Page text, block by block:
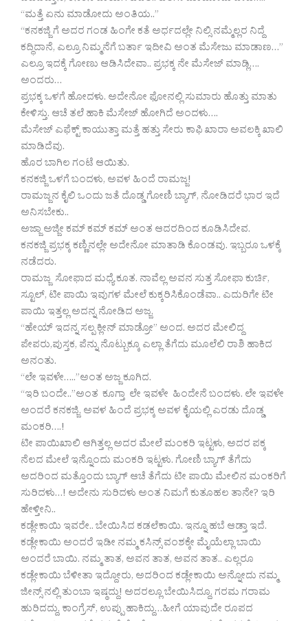
“ಮತ್ತೆ ಏನು ಮಾಡೋದು ಅಂತಿಯ..”
“ಕನಕಜ್ಜಿ ಗೆ ಅದರ ಗಂಡ ಹಿಂಗೇ ಕತೆ ಅರ್ಧದಲ್ಲೇ ನಿಲ್ಸಿ ನಮ್ಮೆಲ್ಲರ ನಿದ್ದೆ
ಕದ್ಧಿದಾನೆ, ಎಲ್ರೂ ನಿಮ್ಮನೆಗೆ ಬರ್ತಾ ಇದೀವಿ ಅಂತ ಮೆಸೇಜು ಮಾಡಾಣ…”
ಎಲ್ರೂ ಇದಕ್ಕೆ ಗೋಣು ಆಡಿಸಿದೇವಾ.. ಪ್ರಭಕ್ಕ ನೇ ಮೆಸೇಜ್ ಮಾಡ್ಲಿ….
ಅಂದರು…
ಪ್ರಭಕ್ಕ ಒಳಗೆ ಹೋದಳು. ಅದೇನೋ ಫೋನಲ್ಲಿ ಸುಮಾರು ಹೊತ್ತು ಮಾತು
ಕೇಳಿಸ್ತು. ಆಚೆ ತಲೆ ಹಾಕಿ ಮೆಸೇಜ್ ಹೋಗಿದೆ ಅಂದಳು….
ಮೆಸೇಜ್ ಎಫೆಕ್ಟ್ ಕಾಯುತ್ತಾ ಮತ್ತೆ ಹತ್ತು ಸೇರು ಕಾಫಿ ಖಾರಾ ಅವಲಕ್ಕಿ ಖಾಲಿ
ಮಾಡಿದೆವು.
ಹೊರ ಬಾಗಿಲ ಗಂಟೆ ಆಯಿತು.
ಕನಕಜ್ಜಿ ಒಳಗೆ ಬಂದಳು, ಅವಳ ಹಿಂದೆ ರಾಮಜ್ಜ!
ರಾಮಜ್ಜನ ಕೈಲಿ ಒಂದು ಜತೆ ದೊಡ್ಡ ಗೋಣಿ ಬ್ಯಾಗ್, ನೋಡಿದರೆ ಭಾರ ಇದೆ
ಅನಿಸಬೇಕು..
ಅಜ್ಜಾ ಅಜ್ಜೀ ಕಮ್ ಕಮ್ ಕಮ್ ಅಂತ ಆದರದಿಂದ ಕೂಡಿಸಿದೇವ.
ಕನಕಜ್ಜಿ ಪ್ರಭಕ್ಕ ಕಣ್ಣಿನಲ್ಲೇ ಅದೇನೋ ಮಾತಾಡಿ ಕೊಂಡವು. ಇಬ್ಬರೂ ಒಳಕ್ಕೆ
ನಡೆದರು.
ರಾಮಜ್ಜ ಸೋಫಾದ ಮಧ್ಯೆ ಕೂತ. ನಾವೆಲ್ಲ ಅವನ ಸುತ್ತ ಸೋಫಾ ಕುರ್ಚಿ,
ಸ್ಟೂಲ್, ಟೀ ಪಾಯಿ ಇವುಗಳ ಮೇಲೆ ಕುಕ್ಕರಿಸಿಕೊಂಡೆವಾ.. ಎದುರಿಗೇ ಟೀ
ಪಾಯಿ ಇತ್ತಲ್ಲ ಅದನ್ನ ನೋಡಿದ ಅಜ್ಜ,
“ಹೇಯ್ ಇದನ್ನ ಸಲ್ಪ ಕ್ಲೀನ್ ಮಾಡ್ರೋ” ಅಂದ. ಅದರ ಮೇಲಿದ್ದ
ಪೇಪರು,ಪುಸ್ತಕ, ಪೆನ್ನು ನೊಟ್ಬುಕ್ಕೂ ಎಲ್ಲಾ ತೆಗೆದು ಮೂಲೆಲಿ ರಾಶಿ ಹಾಕಿದ
ಅನಂತು.
“ಲೇ ಇವಳೇ…..”ಅಂತ ಅಜ್ಜ ಕೂಗಿದ.
“ಇರಿ ಬಂದೇ..”ಅಂತ ಕೂಗ್ತಾ ಲೇ ಇವಳೇ ಹಿಂದೇನೆ ಬಂದಳು. ಲೇ ಇವಳೇ
ಅಂದರೆ ಕನಕಜ್ಜಿ, ಅವಳ ಹಿಂದೆ ಪ್ರಭಕ್ಕ ಅವಳ ಕೈಯಲ್ಲಿ ಎರಡು ದೊಡ್ಡ
ಮಂಕರಿ….!
ಟೀ ಪಾಯಿಖಾಲಿ ಆಗಿತ್ತಲ್ಲ ಅದರ ಮೇಲೆ ಮಂಕರಿ ಇಟ್ಟಳು, ಅದರ ಪಕ್ಕ
ನೆಲದ ಮೇಲೆ ಇನ್ನೊಂದು ಮಂಕರಿ ಇಟ್ಟಳು. ಗೋಣಿ ಬ್ಯಾಗ್ ತೆಗೆದು
ಅದರಿಂದ ಮತ್ತೊಂದು ಬ್ಯಾಗ್ ಆಚೆ ತೆಗೆದು ಟೀ ಪಾಯಿ ಮೇಲಿನ ಮಂಕರಿಗೆ
ಸುರಿದಳು…! ಅದೇನು ಸುರಿದಳು ಅಂತ ನಿಮಗೆ ಕುತೂಹಲ ತಾನೇ? ಇರಿ
ಹೇಳ್ತೀನಿ..
ಕಡ್ಲೇಕಾಯಿ ಇವರೇ.. ಬೇಯಿಸಿದ ಕಡಲೆಕಾಯಿ. ಇನ್ನೂ ಹಬೆ ಆಡ್ತಾ ಇದೆ.
ಕಡ್ಲೇಕಾಯಿ ಅಂದರೆ ಇಡೀ ನಮ್ಮ ಕಸಿನ್ಸ್ ವಂಶಕ್ಕೇ ಮೈಯೆಲ್ಲಾ ಬಾಯಿ
ಅಂದರೆ ಬಾಯಿ. ನಮ್ಮ ತಾತ, ಅವನ ತಾತ, ಅವನ ತಾತ.. ಎಲ್ಲರೂ
ಕಡ್ಲೇಕಾಯಿ ಬೆಳೀತಾ ಇದ್ದೋರು, ಅದರಿಂದ ಕಡ್ಲೇಕಾಯಿ ಅನ್ನೋದು ನಮ್ಮ
ಜೀನ್ಸ್ ನಲ್ಲಿ ತುಂಬಾ ಇಷ್ಠದ್ದು! ಅದರಲ್ಲೂ ಬೇಯಿಸಿದ್ದೂ, ಗರಮ ಗರಾಮ
ಹುರಿದದ್ದು, ಕಾಂಗ್ರೆಸ್, ಉಪ್ಪು ಹಾಕಿದ್ದು…ಹೀಗೆ ಯಾವುದೇ ರೂಪದ